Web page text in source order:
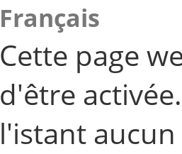
Français
Cette page
d'être
l'istant